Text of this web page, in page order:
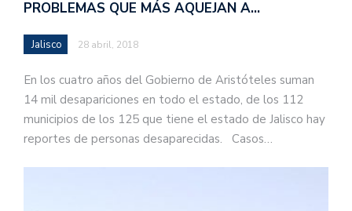
PROBLEMAS QUE MÁS AQUEJAN A…
Jalisco 28 abril, 2018
En los cuatro años del Gobierno de Aristóteles suman
14 mil desapariciones en todo el estado, de los 112
municipios de los 125 que tiene el estado de Jalisco hay
reportes de personas desaparecidas. Casos…